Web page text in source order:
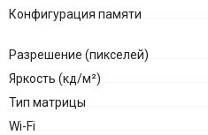
Конфигурация памяти
Разрешение (пикселей)
Яркость (кд/м²)
Тип матрицы
Wi-Fi